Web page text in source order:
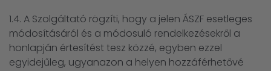
1.4. A Szolgáltató rögzíti, hogy a jelen ÁSZF esetleges
módosításáról és a módosuló rendelkezésekről a
honlapján értesítést tesz közzé, egyben ezzel
egyidejűleg, ugyanazon a helyen hozzáférhetővé